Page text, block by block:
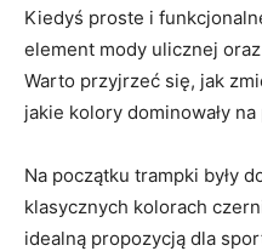
⁣Kiedyś proste i
element mody ulicznej
Warto przyjrzeć ⁢się, ​jak
jakie kolory dominowały
Na początku trampki były
klasycznych kolorach
idealną propozycją dla⁤